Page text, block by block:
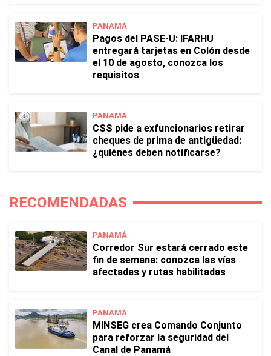
PANAMÁ
Pagos del PASE-U: IFARHU
entregará tarjetas en Colón desde
el 10 de agosto, conozca los
requisitos
PANAMÁ
CSS pide a exfuncionarios retirar
cheques de prima de antigüedad:
¿quiénes deben notificarse?
RECOMENDADAS
PANAMÁ
Corredor Sur estará cerrado este
fin de semana: conozca las vías
afectadas y rutas habilitadas
PANAMÁ
MINSEG crea Comando Conjunto
para reforzar la seguridad del
Canal de Panamá